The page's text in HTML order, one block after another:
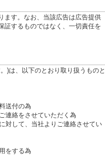
ます。なお、当該広告は広告提供
証するものではなく、一切責任を
)は、以下のとおり取り扱うものと
送付の為
連絡をさせていただく為
対して、当社よりご連絡させてい
をする為